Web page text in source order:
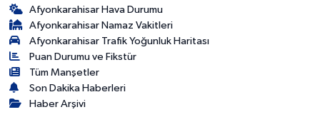
Afyonkarahisar Hava Durumu
Afyonkarahisar Namaz Vakitleri
Afyonkarahisar Trafik Yoğunluk Haritası
Puan Durumu ve Fikstür
Tüm Manşetler
Son Dakika Haberleri
Haber Arşivi